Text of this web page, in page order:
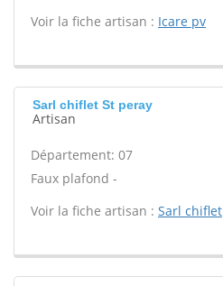
Voir la fiche artisan : Icare pv
Sarl chiflet St peray
Artisan
Département: 07
Faux plafond -
Voir la fiche artisan : Sarl chiflet